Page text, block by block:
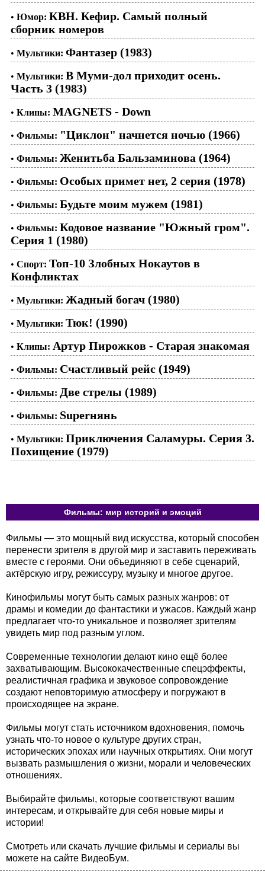
• Юмор: КВН. Кефир. Самый полный
сборник номеров
• Мультики: Фантазер (1983)
• Мультики: В Муми-дол приходит осень.
Часть 3 (1983)
• Клипы: MAGNETS - Down
• Фильмы: "Циклон" начнется ночью (1966)
• Фильмы: Женитьба Бальзаминова (1964)
• Фильмы: Особых примет нет, 2 серия (1978)
• Фильмы: Будьте моим мужем (1981)
• Фильмы: Кодовое название "Южный гром".
Серия 1 (1980)
• Спорт: Топ-10 Злобных Нокаутов в
Конфликтах
• Мультики: Жадный богач (1980)
• Мультики: Тюк! (1990)
• Клипы: Артур Пирожков - Старая знакомая
• Фильмы: Счастливый рейс (1949)
• Фильмы: Две стрелы (1989)
• Фильмы: Superнянь
• Мультики: Приключения Саламуры. Серия 3.
Похищение (1979)
Фильмы: мир историй и эмоций
Фильмы — это мощный вид искусства, который способен
перенести зрителя в другой мир и заставить переживать
вместе с героями. Они объединяют в себе сценарий,
актёрскую игру, режиссуру, музыку и многое другое.
Кинофильмы могут быть самых разных жанров: от
драмы и комедии до фантастики и ужасов. Каждый жанр
предлагает что-то уникальное и позволяет зрителям
увидеть мир под разным углом.
Современные технологии делают кино ещё более
захватывающим. Высококачественные спецэффекты,
реалистичная графика и звуковое сопровождение
создают неповторимую атмосферу и погружают в
происходящее на экране.
Фильмы могут стать источником вдохновения, помочь
узнать что-то новое о культуре других стран,
исторических эпохах или научных открытиях. Они могут
вызвать размышления о жизни, морали и человеческих
отношениях.
Выбирайте фильмы, которые соответствуют вашим
интересам, и открывайте для себя новые миры и
истории!
Смотреть или скачать лучшие фильмы и сериалы вы
можете на сайте ВидеоБум.